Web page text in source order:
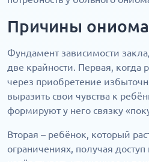
Причины
Фундамент зависимости
две крайности. Первая, когда
через приобретение
выразить свои чувства к
формируют у него связку
Вторая – ребёнок, который
ограничениях, получая